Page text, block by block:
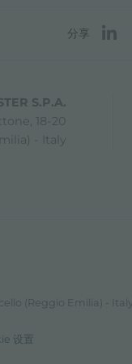
分享
S.P.A.
18-20
- Italy
(Reggio Emilia) - Italy
设置